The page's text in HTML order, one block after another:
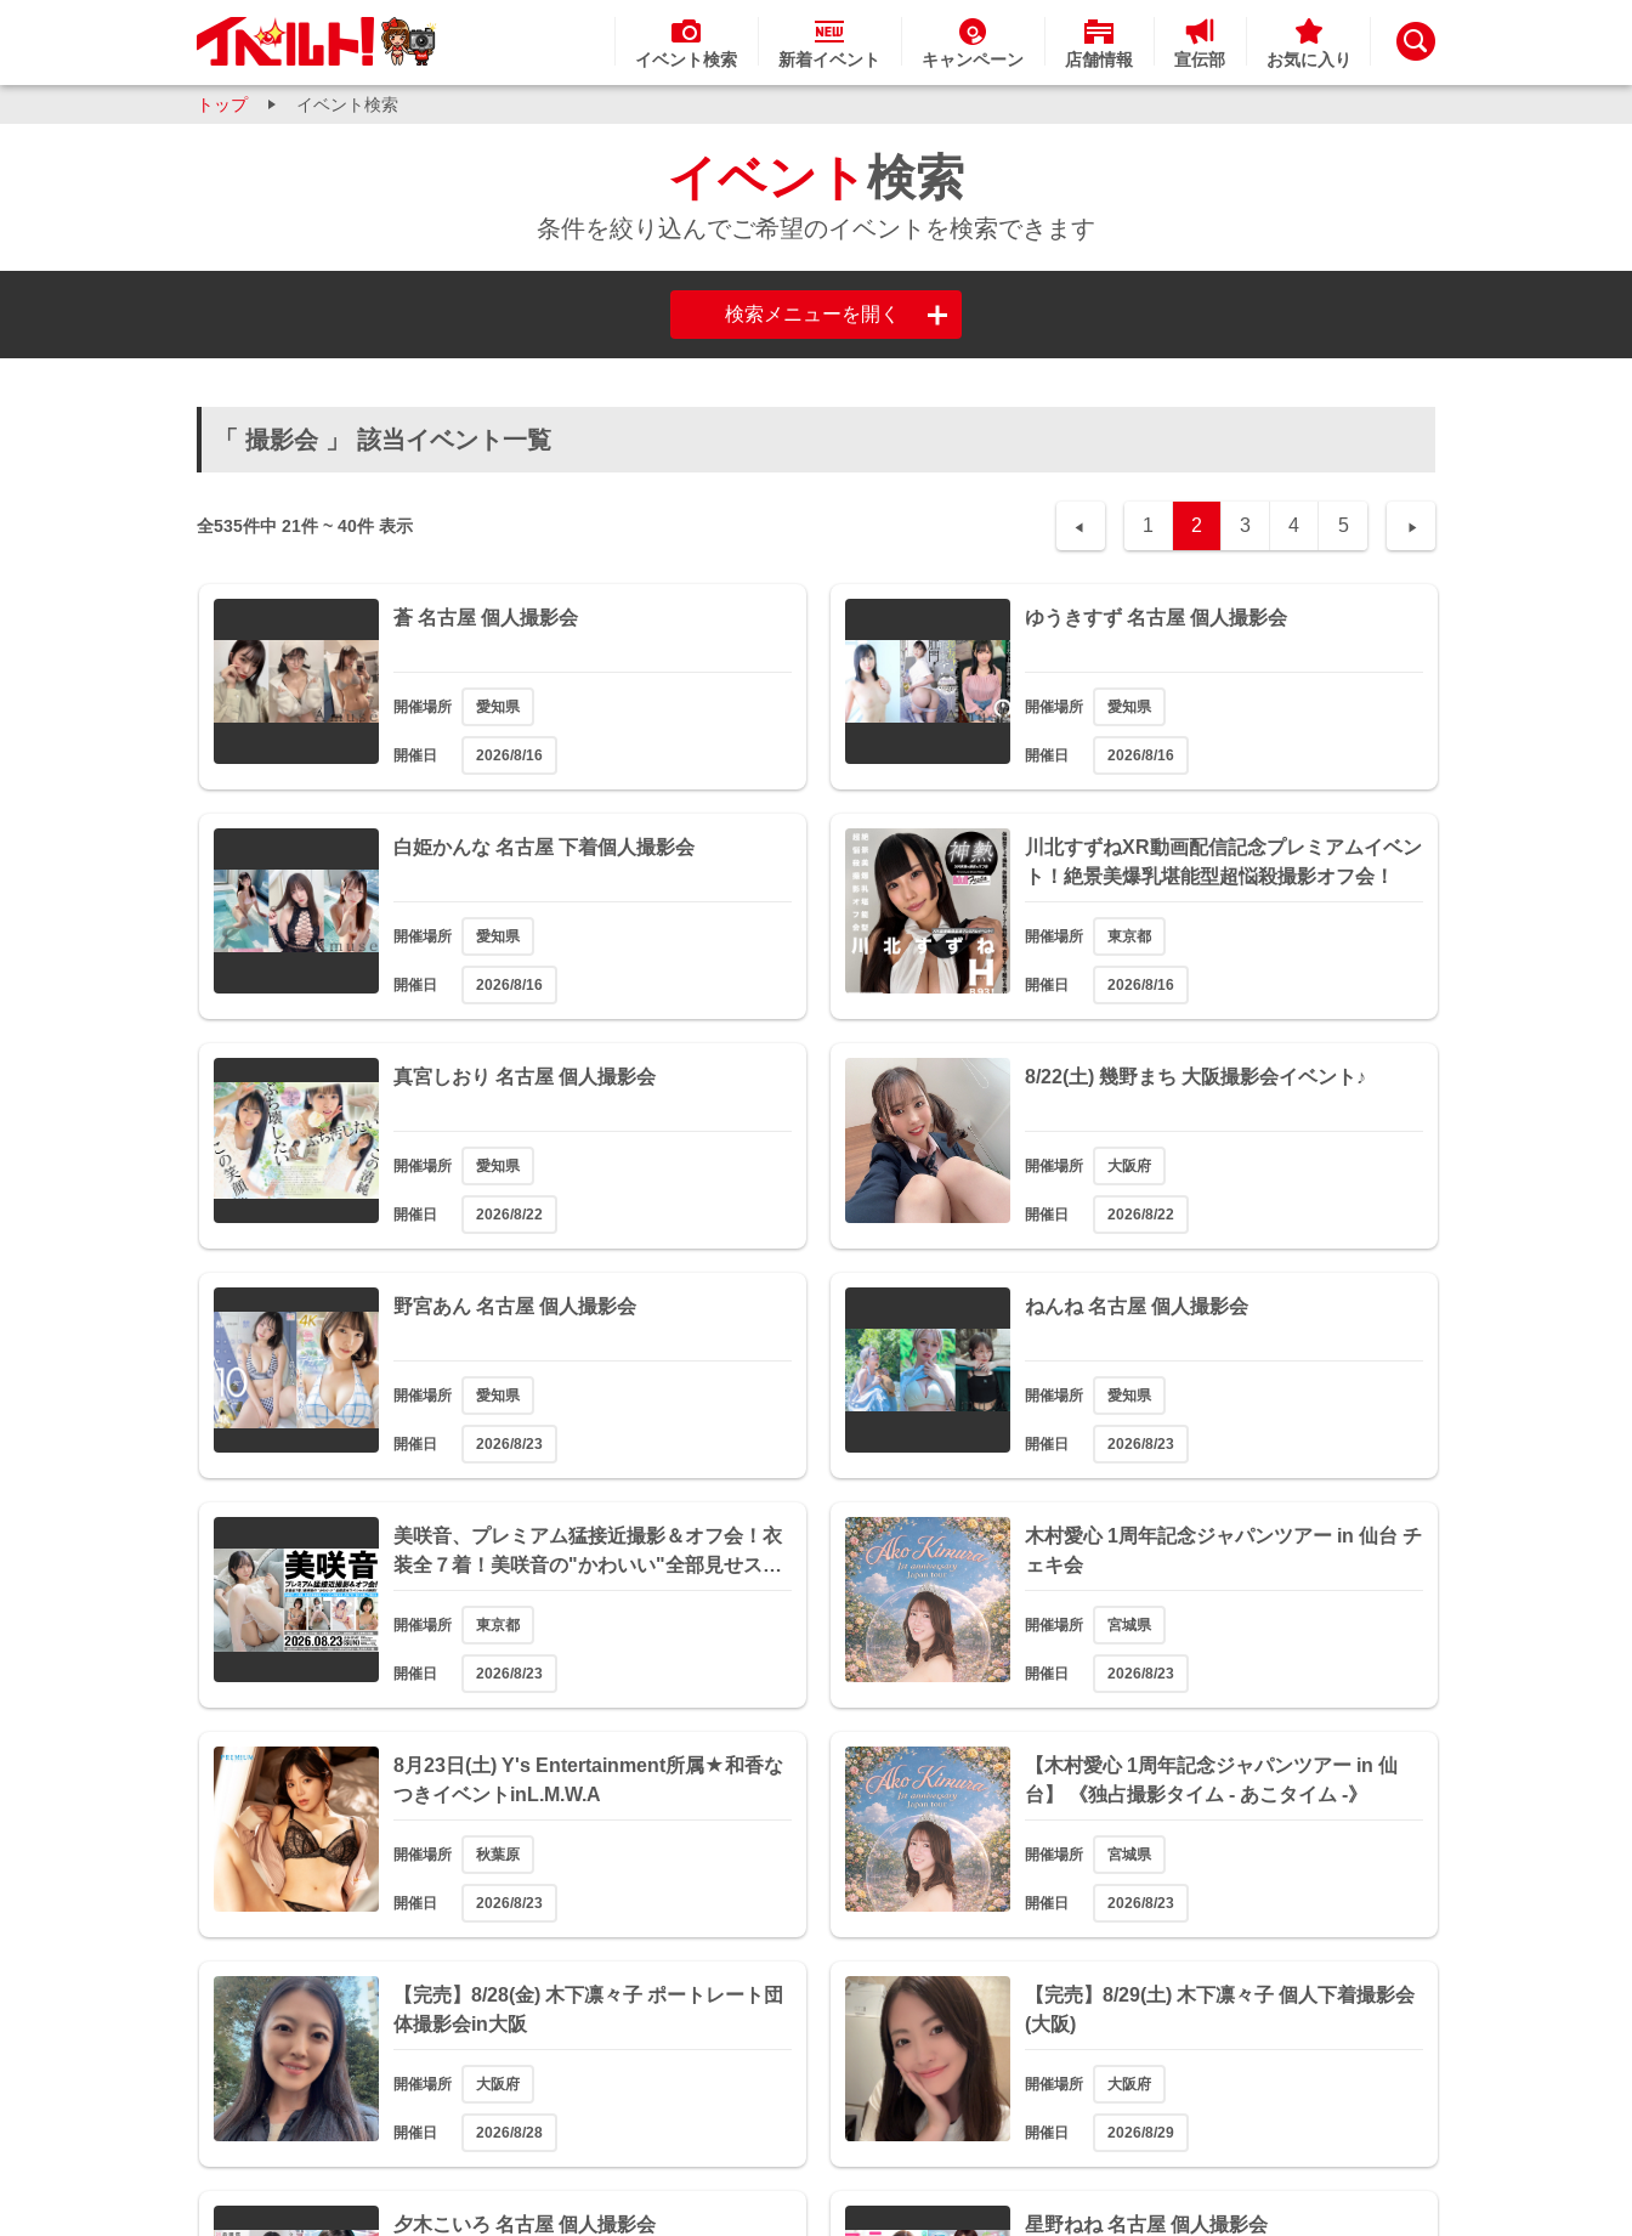
イベント検索 新着イベント キャンペーン 店舗情報 宣伝部 お気に入り
トップ イベント検索
イベント検索
条件を絞り込んでご希望のイベントを検索できます
検索メニューを開く
「 撮影会 」 該当イベント一覧
全535件中 21件 ~ 40件 表示 1 2 3 4 5
蒼 名古屋 個人撮影会
開催場所 愛知県
開催日 2026/8/16
ゆうきすず 名古屋 個人撮影会
開催場所 愛知県
開催日 2026/8/16
白姫かんな 名古屋 下着個人撮影会
開催場所 愛知県
開催日 2026/8/16
川北すずねXR動画配信記念プレミアムイベン
ト！絶景美爆乳堪能型超悩殺撮影オフ会！
開催場所 東京都
開催日 2026/8/16
真宮しおり 名古屋 個人撮影会
開催場所 愛知県
開催日 2026/8/22
8/22(土) 幾野まち 大阪撮影会イベント♪
開催場所 大阪府
開催日 2026/8/22
野宮あん 名古屋 個人撮影会
開催場所 愛知県
開催日 2026/8/23
ねんね 名古屋 個人撮影会
開催場所 愛知県
開催日 2026/8/23
美咲音、プレミアム猛接近撮影＆オフ会！衣
装全７着！美咲音の"かわいい"全部見せス…
開催場所 東京都
開催日 2026/8/23
木村愛心 1周年記念ジャパンツアー in 仙台 チ
ェキ会
開催場所 宮城県
開催日 2026/8/23
8月23日(土) Y's Entertainment所属★和香な
つきイベントinL.M.W.A
開催場所 秋葉原
開催日 2026/8/23
【木村愛心 1周年記念ジャパンツアー in 仙
台】 《独占撮影タイム - あこタイム -》
開催場所 宮城県
開催日 2026/8/23
【完売】8/28(金) 木下凛々子 ポートレート団
体撮影会in大阪
開催場所 大阪府
開催日 2026/8/28
【完売】8/29(土) 木下凛々子 個人下着撮影会
(大阪)
開催場所 大阪府
開催日 2026/8/29
夕木こいろ 名古屋 個人撮影会 星野ねね 名古屋 個人撮影会